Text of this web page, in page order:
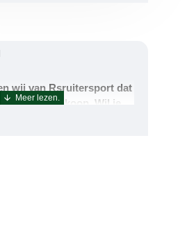
wij van Rsruitersport dat
met uw aankoop. Wil je